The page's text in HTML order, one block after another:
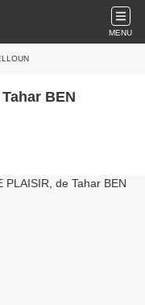
MENU
BEN